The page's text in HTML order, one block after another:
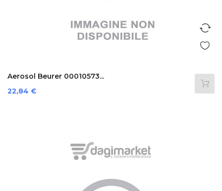
Aerosol Beurer 00010573...
Prezzo
22,84 €